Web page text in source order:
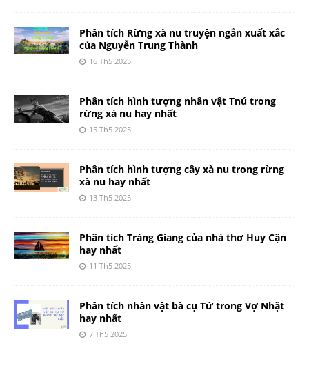
Phân tích Rừng xà nu truyện ngắn xuất xắc
của Nguyễn Trung Thành
16 Th5 2025
Phân tích hình tượng nhân vật Tnú trong
rừng xà nu hay nhất
15 Th5 2025
Phân tích hình tượng cây xà nu trong rừng
xà nu hay nhất
13 Th5 2025
Phân tích Tràng Giang của nhà thơ Huy Cận
hay nhất
11 Th5 2025
Phân tích nhân vật bà cụ Tứ trong Vợ Nhặt
hay nhất
7 Th5 2025